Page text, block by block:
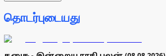
தொடர்புடையது